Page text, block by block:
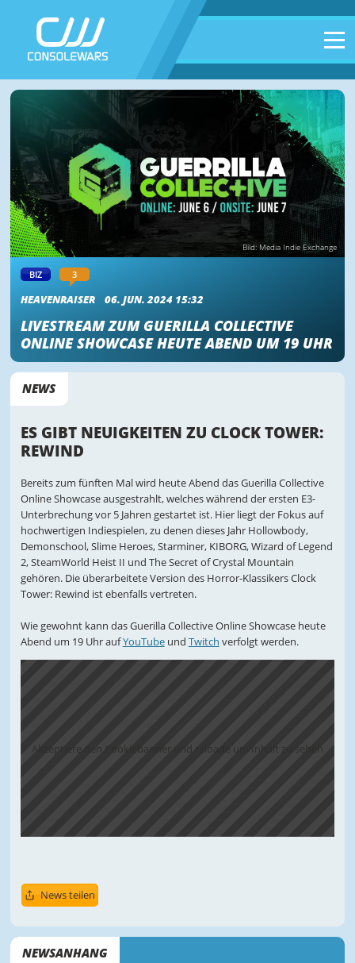
Bild: Media Indie Exchange
BIZ 3
HEAVENRAISER 06. JUN. 2024 15:32
LIVESTREAM ZUM GUERILLA COLLECTIVE
ONLINE SHOWCASE HEUTE ABEND UM 19 UHR
NEWS
ES GIBT NEUIGKEITEN ZU CLOCK TOWER:
REWIND
Bereits zum fünften Mal wird heute Abend das Guerilla Collective
Online Showcase ausgestrahlt, welches während der ersten E3-
Unterbrechung vor 5 Jahren gestartet ist. Hier liegt der Fokus auf
hochwertigen Indiespielen, zu denen dieses Jahr Hollowbody,
Demonschool, Slime Heroes, Starminer, KIBORG, Wizard of Legend
2, SteamWorld Heist II und The Secret of Crystal Mountain
gehören. Die überarbeitete Version des Horror-Klassikers Clock
Tower: Rewind ist ebenfalls vertreten.
Wie gewohnt kann das Guerilla Collective Online Showcase heute
Abend um 19 Uhr aufYouTubeund Twitch verfolgt werden.
Akzeptiere den Cookiebanner und reloade um Inhalt zu sehen
News teilen
NEWSANHANG